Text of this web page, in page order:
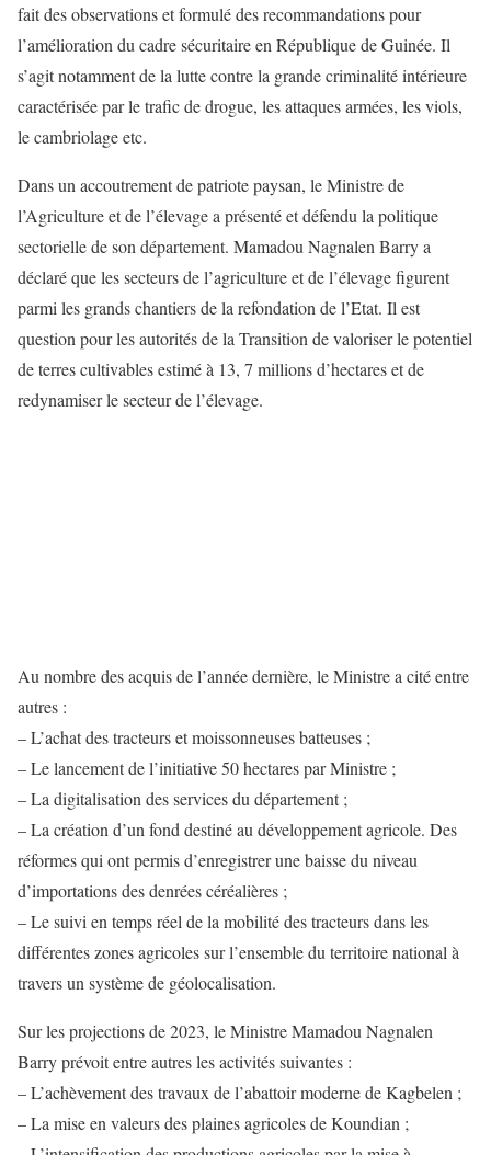
fait des observations et formulé des recommandations pour
l’amélioration du cadre sécuritaire en République de Guinée. Il
s’agit notamment de la lutte contre la grande criminalité intérieure
caractérisée par le trafic de drogue, les attaques armées, les viols,
le cambriolage etc.
Dans un accoutrement de patriote paysan, le Ministre de
l’Agriculture et de l’élevage a présenté et défendu la politique
sectorielle de son département. Mamadou Nagnalen Barry a
déclaré que les secteurs de l’agriculture et de l’élevage figurent
parmi les grands chantiers de la refondation de l’Etat. Il est
question pour les autorités de la Transition de valoriser le potentiel
de terres cultivables estimé à 13, 7 millions d’hectares et de
redynamiser le secteur de l’élevage.
Au nombre des acquis de l’année dernière, le Ministre a cité entre
autres :
– L’achat des tracteurs et moissonneuses batteuses ;
– Le lancement de l’initiative 50 hectares par Ministre ;
– La digitalisation des services du département ;
– La création d’un fond destiné au développement agricole. Des
réformes qui ont permis d’enregistrer une baisse du niveau
d’importations des denrées céréalières ;
– Le suivi en temps réel de la mobilité des tracteurs dans les
différentes zones agricoles sur l’ensemble du territoire national à
travers un système de géolocalisation.
Sur les projections de 2023, le Ministre Mamadou Nagnalen
Barry prévoit entre autres les activités suivantes :
– L’achèvement des travaux de l’abattoir moderne de Kagbelen ;
– La mise en valeurs des plaines agricoles de Koundian ;